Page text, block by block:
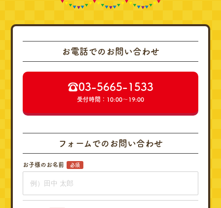
お電話でのお問い合わせ
☎︎03-5665-1533
受付時間：10:00～19:00
フォームでのお問い合わせ
お子様のお名前 必須